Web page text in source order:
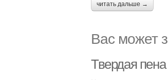
читать дальше →
Вас может
Твердая